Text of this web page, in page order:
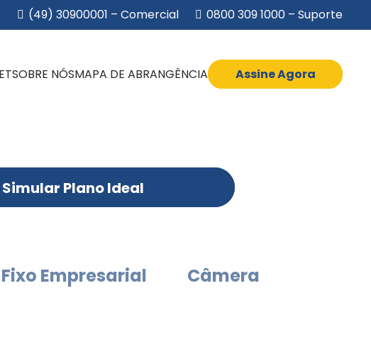
(49) 30900001 – Comercial 0800 309 1000 – Suporte
SOBRE NÓSMAPA DE ABRANGÊNCIA Assine Agora
Simular Plano Ideal
Fixo Empresarial Câmera